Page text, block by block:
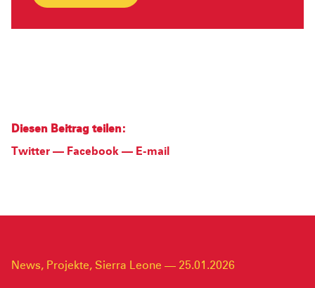
Diesen Beitrag teilen:
Twitter — Facebook — E-mail
News, Projekte, Sierra Leone — 25.01.2026